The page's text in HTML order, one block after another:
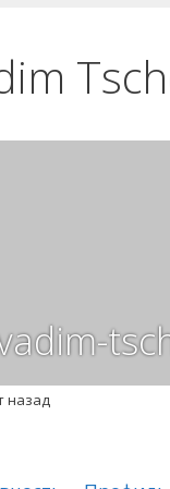
назад